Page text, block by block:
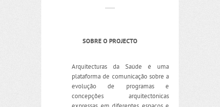
SOBRE O PROJECTO
Arquitecturas da Saúde é uma
plataforma de comunicação sobre a
evolução de programas e
concepções arquitectónicas